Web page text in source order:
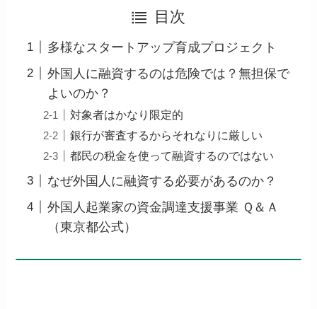
目次
多様なスタートアップ育成プロジェクト
外国人に融資するのは危険では？無担保で
よいのか？
対象者はかなり限定的
銀行が審査するからそれなりに厳しい
都民の税金を使って融資するのではない
なぜ外国人に融資する必要があるのか？
外国人起業家の資金調達支援事業 Ｑ＆Ａ
（東京都公式）